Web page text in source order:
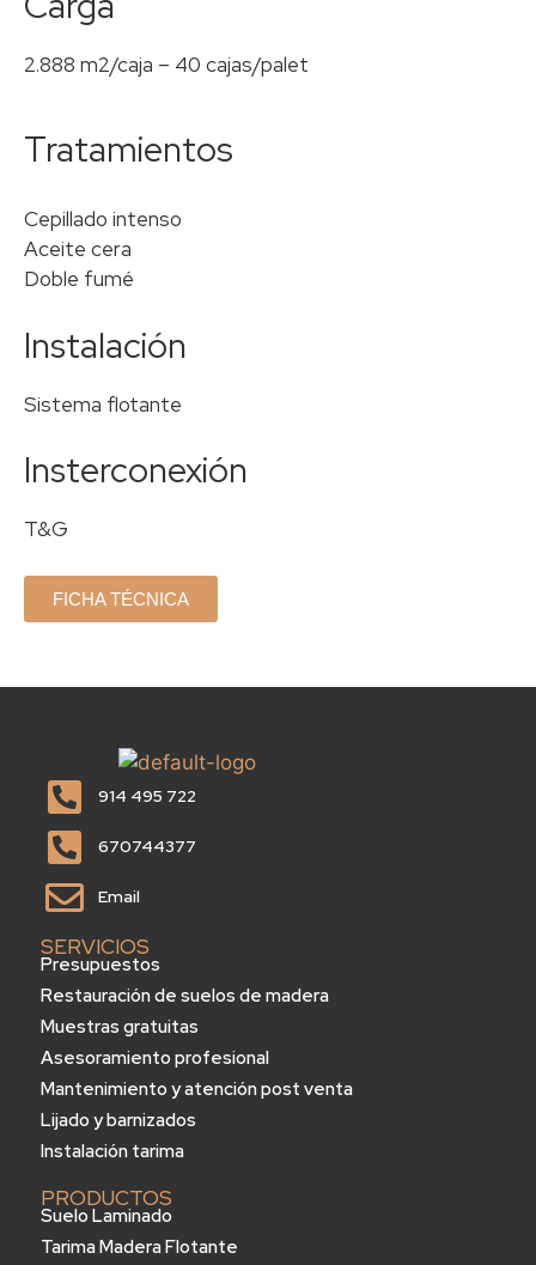
2.888 m2/caja – 40 cajas/palet
Tratamientos
Cepillado intenso
Aceite cera
Doble fumé
Instalación
Sistema flotante
Insterconexión
T&G
FICHA TÉCNICA
914 495 722
670744377
Email
SERVICIOS
Presupuestos
Restauración de suelos de madera
Muestras gratuitas
Asesoramiento profesional
Mantenimiento y atención post venta
Lijado y barnizados
Instalación tarima
PRODUCTOS
Suelo Laminado
Tarima Madera Flotante